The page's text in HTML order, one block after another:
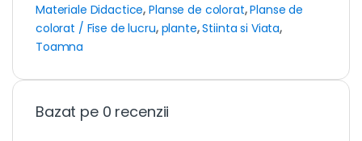
Materiale Didactice,Planse de colorat,Planse de
colorat / Fise de lucru, plante,Stiinta si Viata,
Toamna
Bazat pe 0 recenzii